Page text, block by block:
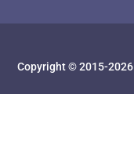
Copyright © 2015-2026